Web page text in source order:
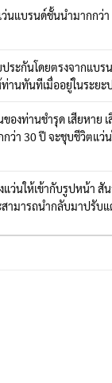
ว่นแบรนด์ชั้นนำมากกว่
ระกันโดยตรงจากแบ
านทันทีเมื่ออยู่ในระยะ
งท่านชำรุด เสียหาย
ว่า 30 ปี จะชุบชีวิตแว่
แว่นให้เข้ากับรูปหน้า สั
มารถนำกลับมาปรับแ